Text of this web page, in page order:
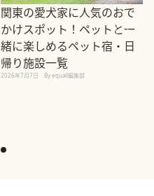
関東の愛犬家に人気のおで
かけスポット！ペットと一
緒に楽しめるペット宿・日
帰り施設一覧
2026年7月7日 By equall編集部